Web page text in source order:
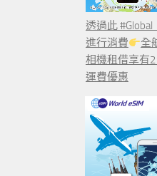
透過此
進行消費
全
相機租借享有
運費優惠